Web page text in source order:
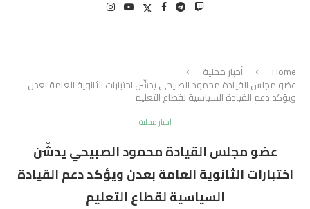
Home أخبار محلية
عضو مجلس القيادة محمود الصبيحي يدشّن اختبارات الثانوية العامة بعدن
ويؤكد دعم القيادة السياسية لقطاع التعليم
أخبار محلية
عضو مجلس القيادة محمود الصبيحي يدشّن
اختبارات الثانوية العامة بعدن ويؤكد دعم القيادة
السياسية لقطاع التعليم